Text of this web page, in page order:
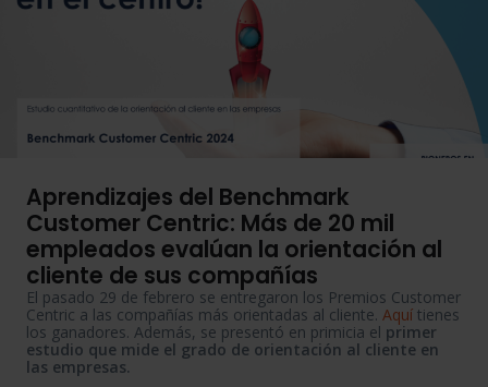
Aprendizajes del Benchmark
Customer Centric: Más de 20 mil
empleados evalúan la orientación al
cliente de sus compañías
El pasado 29 de febrero se entregaron los Premios Customer
Centric a las compañías más orientadas al cliente. Aquí tienes
los ganadores. Además, se presentó en primicia el primer
estudio que mide el grado de orientación al cliente en
las empresas.